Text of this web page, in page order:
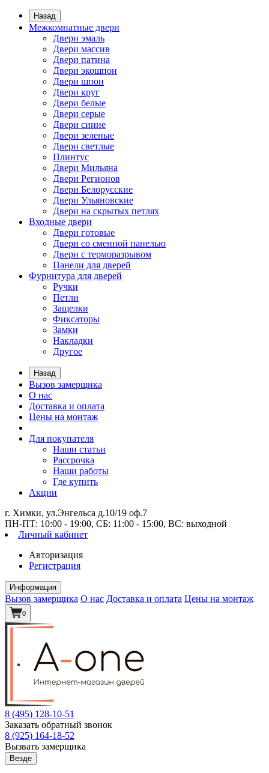
Назад
Межкомнатные двери
Двери эмаль
Двери массив
Двери патина
Двери экошпон
Двери шпон
Двери круг
Двери белые
Двери серые
Двери синие
Двери зеленые
Двери светлые
Плинтус
Двери Мильяна
Двери Регионов
Двери Белорусские
Двери Ульяновские
Двери на скрытых петлях
Входные двери
Двери готовые
Двери со сменной панелью
Двери с терморазрывом
Панели для дверей
Фурнитура для дверей
Ручки
Петли
Защелки
Фиксаторы
Замки
Накладки
Другое
Назад
Вызов замерщика
О нас
Доставка и оплата
Цены на монтаж
Для покупателя
Наши статьи
Рассрочка
Наши работы
Где купить
Акции
г. Химки, ул.Энгельса д.10/19 оф.7
ПН-ПТ: 10:00 - 19:00, СБ: 11:00 - 15:00, ВС: выходной
Личный кабинет
Авторизация
Регистрация
Информация
Вызов замерщика О нас Доставка и оплата Цены на монтаж
0
8 (495) 128-10-51
Заказать обратный звонок
8 (925) 164-18-52
Вызвать замерщика
Везде